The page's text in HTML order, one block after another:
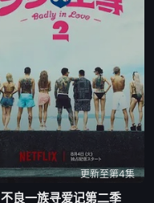
更新至第4集
不良一族寻爱记第二季